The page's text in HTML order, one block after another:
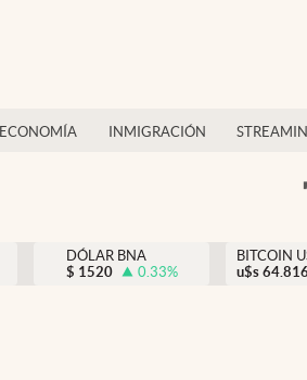
ECONOMÍA INMIGRACIÓN
DÓLAR BNA
$ 1520 0.33%
BITCOIN
u$s